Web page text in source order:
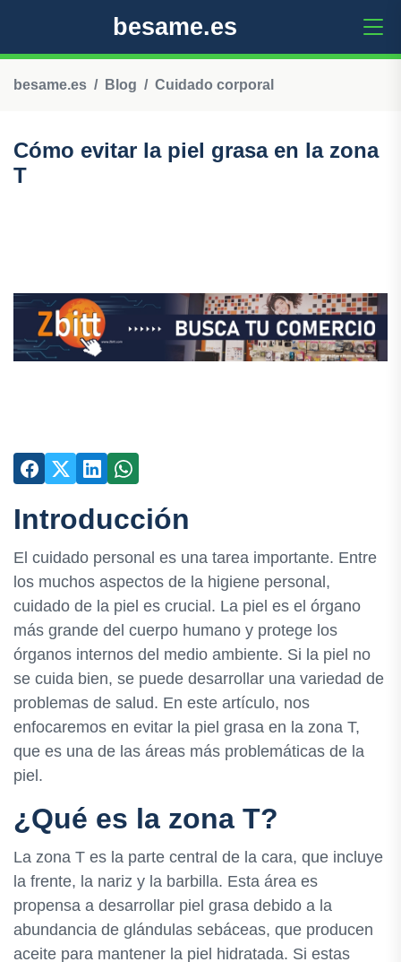
besame.es
besame.es Blog Cuidado corporal
Cómo evitar la piel grasa en la zona
T
Introducción
El cuidado personal es una tarea importante. Entre
los muchos aspectos de la higiene personal,
cuidado de la piel es crucial. La piel es el órgano
más grande del cuerpo humano y protege los
órganos internos del medio ambiente. Si la piel no
se cuida bien, se puede desarrollar una variedad de
problemas de salud. En este artículo, nos
enfocaremos en evitar la piel grasa en la zona T,
que es una de las áreas más problemáticas de la
piel.
¿Qué es la zona T?
La zona T es la parte central de la cara, que incluye
la frente, la nariz y la barbilla. Esta área es
propensa a desarrollar piel grasa debido a la
abundancia de glándulas sebáceas, que producen
aceite para mantener la piel hidratada. Si estas